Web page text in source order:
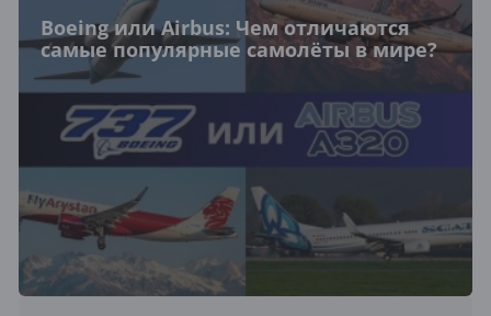
Boeing или Airbus: Чем отличаются
самые популярные самолёты в мире?